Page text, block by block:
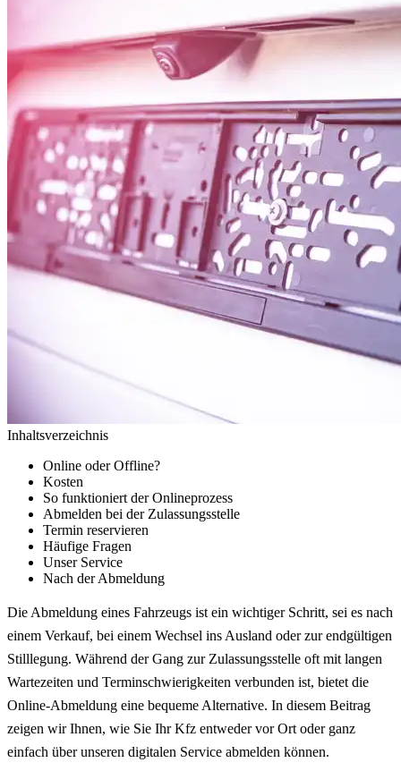
Inhaltsverzeichnis
Online oder Offline?
Kosten
So funktioniert der Onlineprozess
Abmelden bei der Zulassungsstelle
Termin reservieren
Häufige Fragen
Unser Service
Nach der Abmeldung
Die Abmeldung eines Fahrzeugs ist ein wichtiger Schritt, sei es nach
einem Verkauf, bei einem Wechsel ins Ausland oder zur endgültigen
Stilllegung. Während der Gang zur Zulassungsstelle oft mit langen
Wartezeiten und Terminschwierigkeiten verbunden ist, bietet die
Online-Abmeldung eine bequeme Alternative. In diesem Beitrag
zeigen wir Ihnen, wie Sie Ihr Kfz entweder vor Ort oder ganz
einfach über unseren digitalen Service abmelden können.